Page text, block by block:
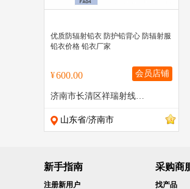
优质防辐射铅衣 防护铅背心 防辐射服
铅衣价格 铅衣厂家
¥600.00 会员店铺
济南市长清区祥瑞射线防护器材销售部
山东省/济南市
新手指南
注册新用户
采购商
找产品